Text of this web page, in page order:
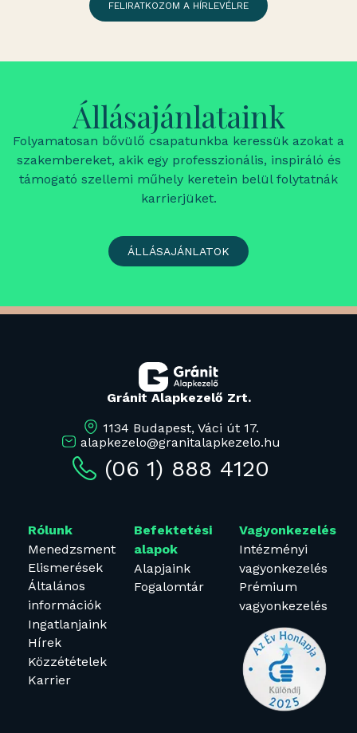
FELIRATKOZOM A HÍRLEVÉLRE
Állásajánlataink
Folyamatosan bővülő csapatunkba keressük azokat a
szakembereket, akik egy professzionális, inspiráló és
támogató szellemi műhely keretein belül folytatnák
karrierjüket.
ÁLLÁSAJÁNLATOK
Gránit Alapkezelő Zrt.
1134 Budapest, Váci út 17.
alapkezelo@granitalapkezelo.hu
(06 1) 888 4120
Rólunk
Menedzsment
Elismerések
Általános
információk
Ingatlanjaink
Hírek
Közzétételek
Karrier
Befektetési
alapok
Alapjaink
Fogalomtár
Vagyonkezelés
Intézményi
vagyonkezelés
Prémium
vagyonkezelés